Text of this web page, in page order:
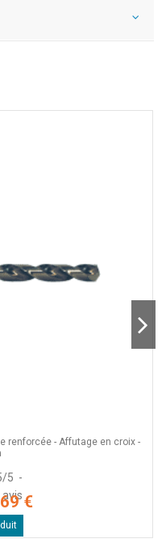
renforcée - Affutage en croix -
/5 -
avis€